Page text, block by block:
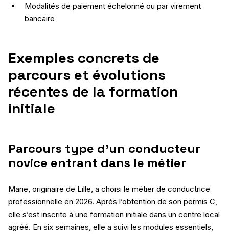
Modalités de paiement échelonné ou par virement
bancaire
Exemples concrets de
parcours et évolutions
récentes de la formation
initiale
Parcours type d’un conducteur
novice entrant dans le métier
Marie, originaire de Lille, a choisi le métier de conductrice
professionnelle en 2026. Après l’obtention de son permis C,
elle s’est inscrite à une formation initiale dans un centre local
agréé. En six semaines, elle a suivi les modules essentiels,